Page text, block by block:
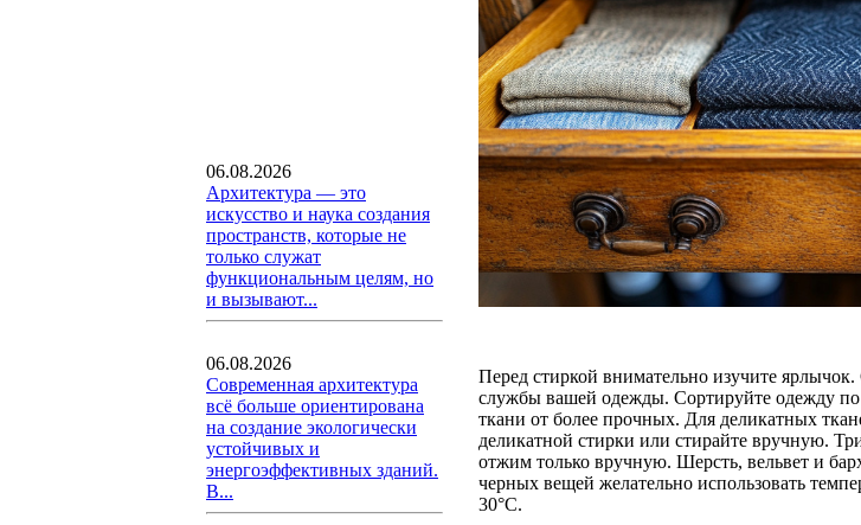
06.08.2026
Архитектура — это
искусство и наука создания
пространств, которые не
только служат
функциональным целям, но
и вызывают...
06.08.2026
Современная архитектура
всё больше ориентирована
на создание экологически
устойчивых и
энергоэффективных зданий.
В...
Перед стиркой внимательно изучите
службы вашей одежды. Сортируйте одежду по
ткани от более прочных. Для деликатных
деликатной стирки или стирайте вручную.
отжим только вручную. Шерсть, вельвет и
черных вещей желательно использовать
30°C.